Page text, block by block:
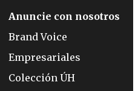
Anuncie con nosotros
Brand Voice
Empresariales
Colección ÚH